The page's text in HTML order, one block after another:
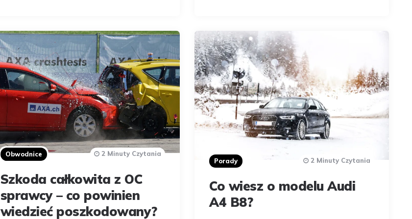
Obwodnice
Szkoda całkowita z OC
sprawcy – co powinien
wiedzieć poszkodowany?
2 Minuty Czytania
Porady
Co wiesz o modelu Audi
A4 B8?
2 Minuty Czytania